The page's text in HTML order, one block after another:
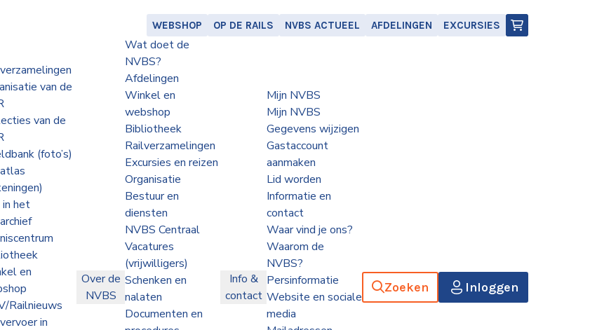
WEBSHOP OP DE RAILS NVBS ACTUEEL AFDELINGEN EXCURSIES
van de
van de
(foto’s)
het
en
Railnieuws
in
Over de
NVBS
Wat doet de
NVBS?
Afdelingen
Winkel en
webshop
Bibliotheek
Railverzamelingen
Excursies en reizen
Organisatie
Bestuur en
diensten
NVBS Centraal
Vacatures
(vrijwilligers)
Schenken en
nalaten
Documenten en
Info &
contact
Mijn NVBS
Mijn NVBS
Gegevens wijzigen
Gastaccount
aanmaken
Lid worden
Informatie en
contact
Waar vind je ons?
Waarom de
NVBS?
Persinformatie
Website en sociale
media
Zoeken Inloggen